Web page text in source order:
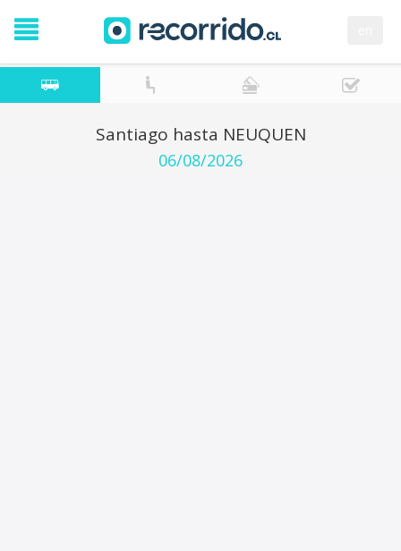
Santiago hasta NEUQUEN
06/08/2026